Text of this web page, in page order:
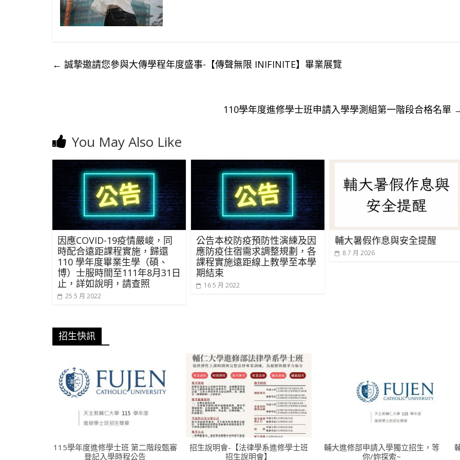
← 誠摯邀請您參與大傳學程年度盛事-【傳聲無限 INIFINITE】畢業展覽
110學年度進修學士班申請入學學測組第一階段合格名單
You May Also Like
因應COVID-19疫情嚴峻，同
時配合遠距課程實施，歸還
110 學年度畢業生學（碩、
博）士服時間至111年8月31日
止，詳如說明，請查照
25 5 月 2022
公告本校防疫預防性演練及因
應防疫住宿需求調整規劃，各
課程實施遠距線上教學至本學
期結束
16 5 月 2022
輔大暑假作息與安全提醒
8 7 月 2026
招生快訊
115學年度進修學士班 第二階段甄審
登記入學時程公告
招生說明會-【法律學系進修學士班
招生說明會】
輔大進修部申請入學獨立招生，等
你/妳探索~